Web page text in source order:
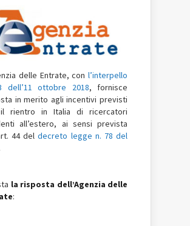
delle Entrate, con l’interpello
dell’11 ottobre 2018, fornisce
in merito agli incentivi previsti
rientro in Italia di ricercatori
all’estero, ai sensi prevista
44 deldecreto legge n. 78 del
la risposta dell’Agenzia delle
: